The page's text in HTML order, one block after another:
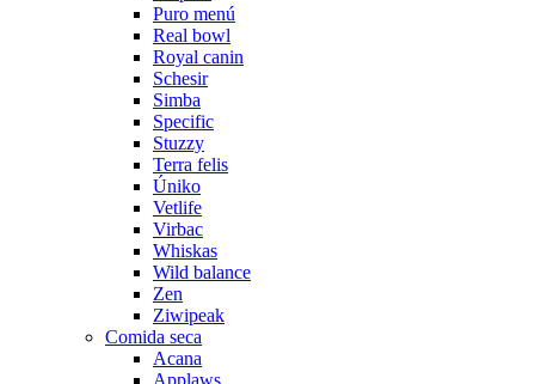
Puro menú
Real bowl
Royal canin
Schesir
Simba
Specific
Stuzzy
Terra felis
Úniko
Vetlife
Virbac
Whiskas
Wild balance
Zen
Ziwipeak
Comida seca
Acana
Applaws